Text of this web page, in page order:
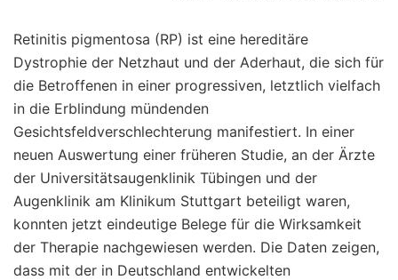
Retinitis pigmentosa (RP) ist eine hereditäre
Dystrophie der Netzhaut und der Aderhaut, die sich für
die Betroffenen in einer progressiven, letztlich vielfach
in die Erblindung mündenden
Gesichtsfeldverschlechterung manifestiert. In einer
neuen Auswertung einer früheren Studie, an der Ärzte
der Universitätsaugenklinik Tübingen und der
Augenklinik am Klinikum Stuttgart beteiligt waren,
konnten jetzt eindeutige Belege für die Wirksamkeit
der Therapie nachgewiesen werden. Die Daten zeigen,
dass mit der in Deutschland entwickelten